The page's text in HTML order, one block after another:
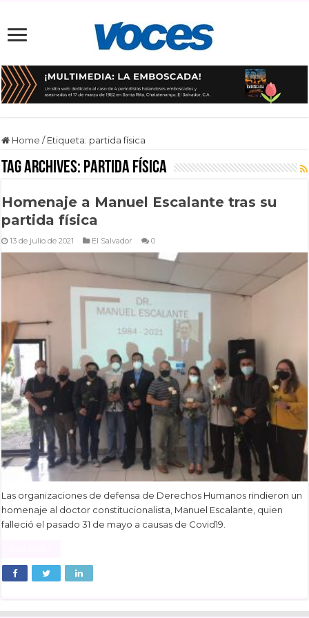
Home / Etiqueta: partida física
Tag Archives: partida física
Homenaje a Manuel Escalante tras su
partida física
13 de julio de 2021 El Salvador 0
Las organizaciones de defensa de Derechos Humanos rindieron un
homenaje al doctor constitucionalista, Manuel Escalante, quien
falleció el pasado 31 de mayo a causas de Covid19.